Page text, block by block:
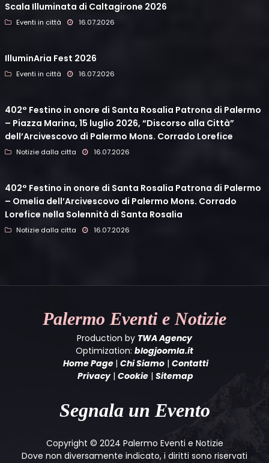
Scala Illuminata di Caltagirone 2026
Eventi in città 16.07.2026
IlluminAria Fest 2026
Eventi in città 16.07.2026
402° Festino in onore di Santa Rosalia Patrona di Palermo
– Piazza Marina, 15 luglio 2026, “Discorso alla Città”
dell’Arcivescovo di Palermo Mons. Corrado Lorefice
Notizie dalla citta 16.07.2026
402° Festino in onore di Santa Rosalia Patrona di Palermo
– Omelia dell’Arcivescovo di Palermo Mons. Corrado
Lorefice nella Solennità di Santa Rosalia
Notizie dalla citta 16.07.2026
Palermo Eventi e Notizie
Production by TWA Agency
Optimization: blogjoomla.it
Home Page | Chi Siamo| Contatti
Privacy| Cookie | Sitemap
Segnala un Evento
Copyright © 2024 Palermo Eventi e Notizie
Dove non diversamente indicato, i diritti sono riservati